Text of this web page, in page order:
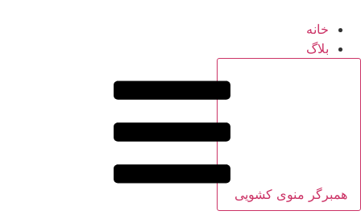
خانه
بلاگ
همبرگر منوی کشویی